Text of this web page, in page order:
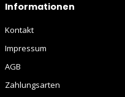
Informationen
Kontakt
Impressum
AGB
Zahlungsarten